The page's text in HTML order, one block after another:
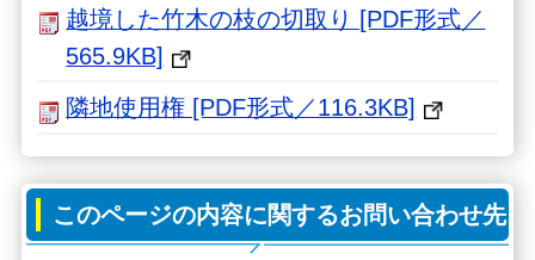
越境した⽵⽊の枝の切取り [PDF形式／
565.9KB]
隣地使用権 [PDF形式／116.3KB]
このページの内容に関するお問い合わせ先